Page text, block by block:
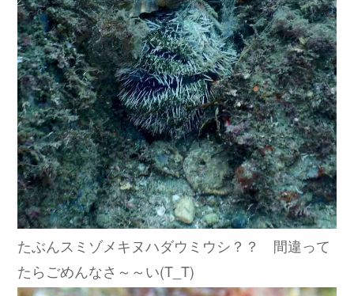
たぶんスミゾメキヌハダウミウシ？？ 間違って
たらごめんなさ～～い(T_T)